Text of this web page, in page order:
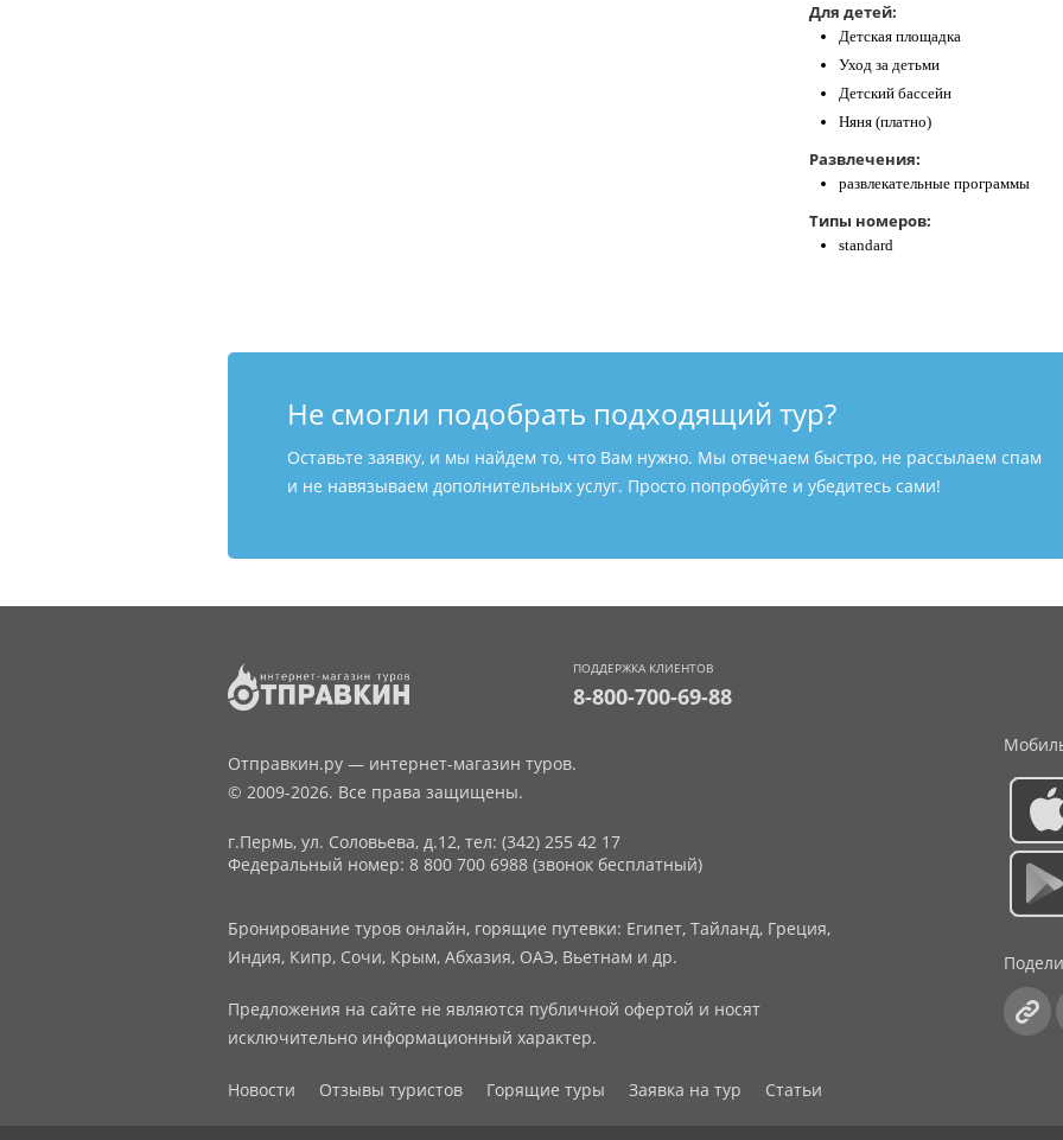
Для детей:
Детская площадка
Уход за детьми
Детский бассейн
Няня (платно)
Развлечения:
развлекательные программы
Типы номеров:
standard
Не смогли подобрать подходящий тур?
Оставьте заявку, и мы найдем то, что Вам нужно. Мы отвечаем быстро, не рассылаем спам
и не навязываем дополнительных услуг. Просто попробуйте и убедитесь сами!
ПОДДЕРЖКА КЛИЕНТОВ
8-800-700-69-88
Отправкин.ру — интернет-магазин туров.
© 2009-2026. Все права защищены.
г.Пермь, ул. Соловьева, д.12, тел: (342) 255 42 17
Федеральный номер: 8 800 700 6988 (звонок бесплатный)
Бронирование туров онлайн, горящие путевки: Египет, Тайланд, Греция,
Индия, Кипр, Сочи, Крым, Абхазия, ОАЭ, Вьетнам и др.
Предложения на сайте не являются публичной офертой и носят
исключительно информационный характер.
Новости Отзывы туристов Горящие туры Заявка на тур Статьи